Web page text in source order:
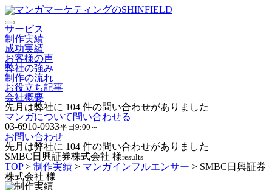
サービス
制作実績
成功実績
お客様の声
弊社の強み
制作の流れ
お役立ち記事
会社概要
先月は弊社に 104 件の問い合わせがありました
マンガについて問い合わせる
03-6910-0933平日9:00～
お問い合わせ
先月は弊社に 104 件の問い合わせがありました
SMBC 日興証券株式会社 様results
TOP> 制作実績 > マンガインフルエンサー > SMBC 日興証券
株式会社 様